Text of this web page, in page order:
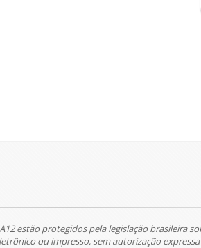
estão protegidos pela legislação brasileira
ou impresso, sem autorização